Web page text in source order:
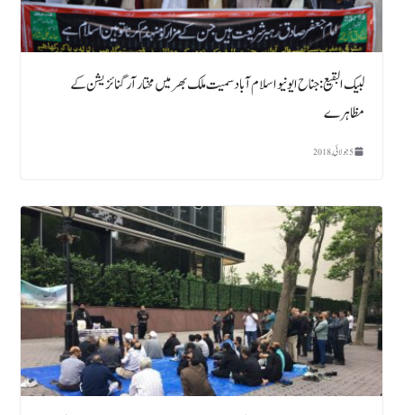
لبیک البقیع: جناح ایونیو اسلام آباد سمیت ملک بھر میں مختار آرگنائزیشن کے
مظاہرے
5 جولائی, 2018